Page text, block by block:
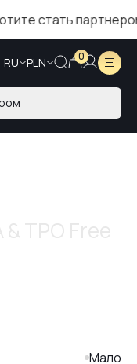
партнером
RU PLN 0
Мало